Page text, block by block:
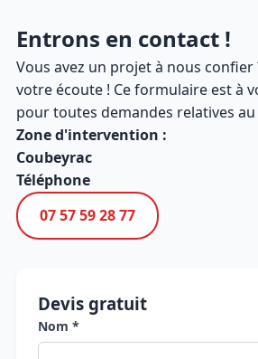
Entrons en contact !
Vous avez un projet à nous confier
votre écoute ! Ce formulaire est à
pour toutes demandes relatives
Zone d'intervention :
Coubeyrac
Téléphone
07 57 59 28 77
Devis gratuit
Nom *